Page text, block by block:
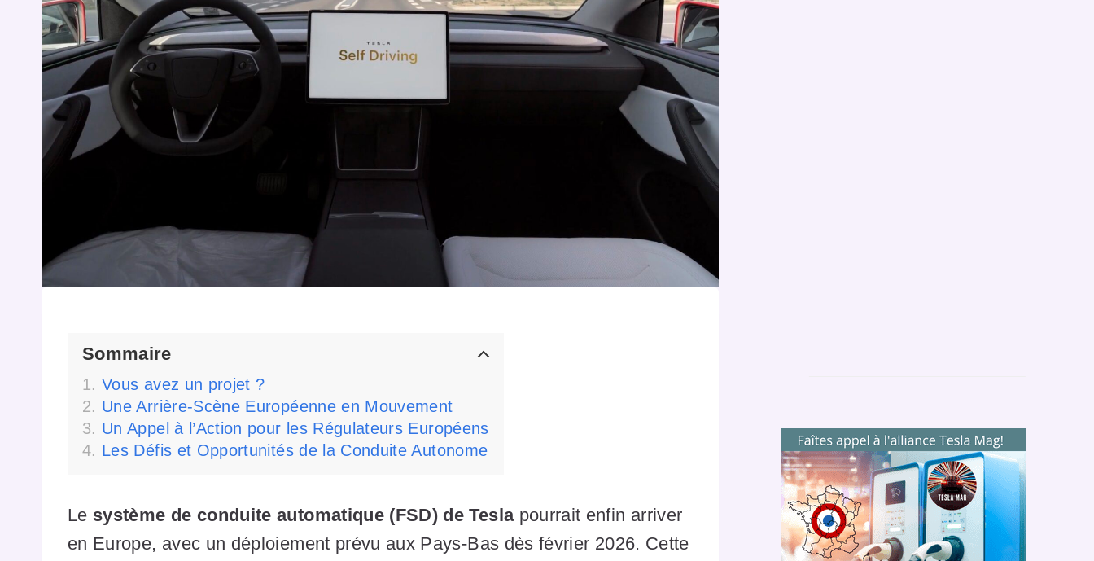
Sommaire
Vous avez un projet ?
Une Arrière-Scène Européenne en Mouvement
Un Appel à l’Action pour les Régulateurs Européens
Les Défis et Opportunités de la Conduite Autonome
Le système de conduite automatique (FSD) de Teslapourrait enfin arriver
en Europe, avec un déploiement prévu aux Pays-Bas dès février 2026. Cette